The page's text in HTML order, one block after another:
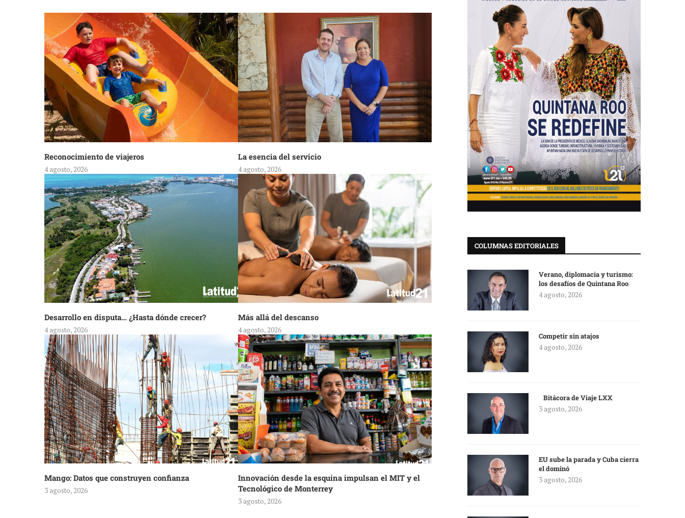
Reconocimiento de viajeros
4 agosto, 2026
La esencia del servicio
4 agosto, 2026
Desarrollo en disputa… ¿Hasta dónde crecer?
4 agosto, 2026
Más allá del descanso
4 agosto, 2026
Mango: Datos que construyen confianza
3 agosto, 2026
Innovación desde la esquina impulsan el MIT y el
Tecnológico de Monterrey
3 agosto, 2026
COLUMNAS EDITORIALES
Verano, diplomacia y turismo:
los desafíos de Quintana Roo
4 agosto, 2026
Competir sin atajos
4 agosto, 2026
Bitácora de Viaje LXX
3 agosto, 2026
EU sube la parada y Cuba cierra
el dominó
3 agosto, 2026